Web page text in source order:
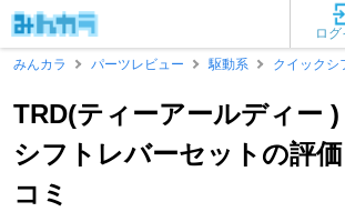
ログ
みんカラ
パーツレビュー 駆動系 クイックシ
TRD(ティーアールディー
シフトレバーセットの評価
コミ